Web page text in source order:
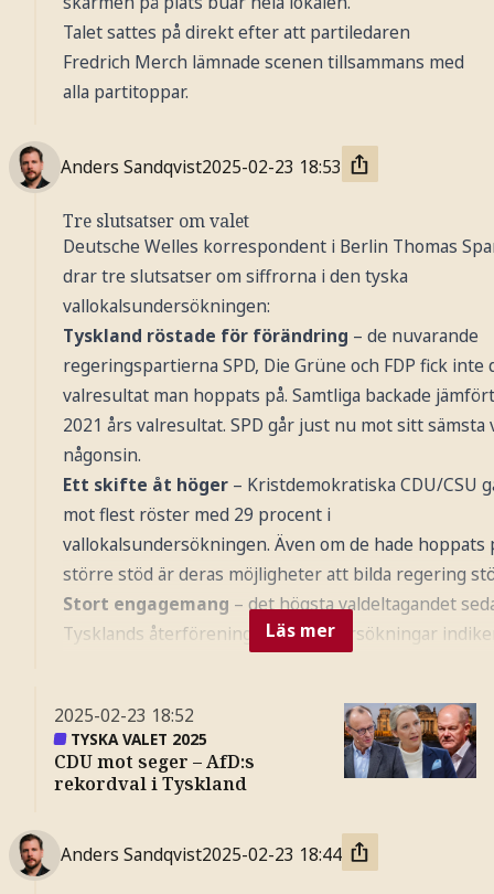
Talet sattes på direkt efter att partiledaren
Fredrich Merch lämnade scenen tillsammans med
alla partitoppar.
Anders Sandqvist2025-02-23 18:53
Tre slutsatser om valet
Deutsche Welles korrespondent i Berlin Thomas
drar tre slutsatser om siffrorna i den tyska
vallokalsundersökningen:
Tyskland röstade för förändring – de nuvarande
regeringspartierna SPD, Die Grüne och FDP fick inte
valresultat man hoppats på. Samtliga backade
2021 års valresultat. SPD går just nu mot sitt sämsta
någonsin.
Ett skifte åt höger – Kristdemokratiska CDU/CSU
mot flest röster med 29 procent i
vallokalsundersökningen. Även om de hade hoppats
större stöd är deras möjligheter att bilda regering
Stort engagemang – det högsta valdeltagandet
Tysklands återförening 1990. Undersökningar
valdeltagande på själva valdagen.
Läs mer
2025-02-23 18:52
TYSKA VALET 2025
CDU mot seger – AfD:s
rekordval i Tyskland
Anders Sandqvist2025-02-23 18:44